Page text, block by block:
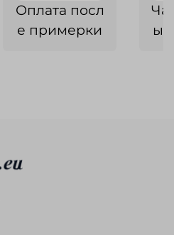
Оплата посл
е примерки